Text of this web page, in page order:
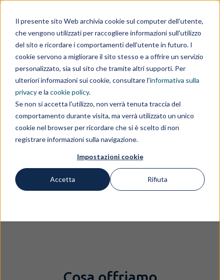
Il presente sito Web archivia cookie sul computer dell'utente,
che vengono utilizzati per raccogliere informazioni sull'utilizzo
del sito e ricordare i comportamenti dell'utente in futuro. I
cookie servono a migliorare il sito stesso e a offrire un servizio
personalizzato, sia sul sito che tramite altri supporti. Per
ulteriori informazioni sui cookie, consultare l'informativa sulla
privacye la cookie policy.
Se non si accetta l'utilizzo, non verrà tenuta traccia del
comportamento durante visita, ma verrà utilizzato un unico
cookie nel browser per ricordare che si è scelto di non
registrare informazioni sulla navigazione.
Impostazioni cookie
Accetta Rifiuta
IL GRUPPO
Marchi